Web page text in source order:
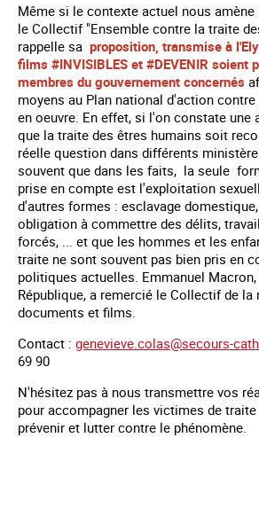
Même si le contexte actuel nous
le Collectif "Ensemble contre la traite
rappelle sa proposition, transmise à
films #INVISIBLES et #DEVENIR soient
membres du gouvernement concernés
moyens au Plan national d'action
en oeuvre. En effet, si l'on constate une
que la traite des êtres humains soit
réelle question dans différents
souvent que dans les faits, la seule
prise en compte est l'exploitation
d'autres formes : esclavage
obligation à commettre des délits,
forcés, ... et que les hommes et les
traite ne sont souvent pas bien pris en
politiques actuelles. Emmanuel
République, a remercié le Collectif de la
documents et films.
Contact : genevieve.colas@secours-
69 90
N'hésitez pas à nous transmettre vos
pour accompagner les victimes de
prévenir et lutter contre le phénomène.